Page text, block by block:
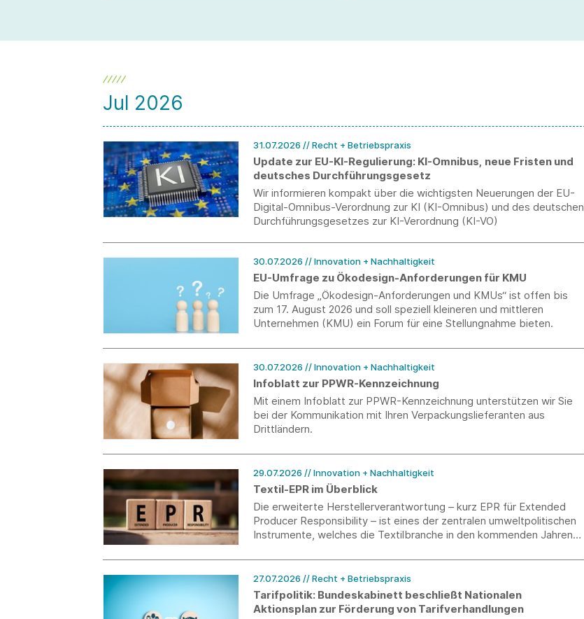
Jul 2026
31.07.2026 // Recht + Betriebspraxis
Update zur EU-KI-Regulierung: KI-Omnibus, neue Fristen und
deutsches Durchführungsgesetz
Wir informieren kompakt über die wichtigsten Neuerungen der EU-
Digital-Omnibus-Verordnung zur KI (KI-Omnibus) und des deutschen
Durchführungsgesetzes zur KI-Verordnung (KI-VO)
30.07.2026 // Innovation + Nachhaltigkeit
EU-Umfrage zu Ökodesign-Anforderungen für KMU
Die Umfrage „Ökodesign-Anforderungen und KMUs“ ist offen bis
zum 17. August 2026 und soll speziell kleineren und mittleren
Unternehmen (KMU) ein Forum für eine Stellungnahme bieten.
30.07.2026 // Innovation + Nachhaltigkeit
Infoblatt zur PPWR-Kennzeichnung
Mit einem Infoblatt zur PPWR-Kennzeichnung unterstützen wir Sie
bei der Kommunikation mit Ihren Verpackungslieferanten aus
Drittländern.
29.07.2026 // Innovation + Nachhaltigkeit
Textil-EPR im Überblick
Die erweiterte Herstellerverantwortung – kurz EPR für Extended
Producer Responsibility – ist eines der zentralen umweltpolitischen
Instrumente, welches die Textilbranche in den kommenden Jahren
aktuellen Stand über die relevanten Export- und Zielmärkte hinweg
und macht auf einen Blick sichtbar, wo bereits Pflichten bestehen
und wo Systeme derzeit noch im Aufbau sind.
27.07.2026 // Recht + Betriebspraxis
Tarifpolitik: Bundeskabinett beschließt Nationalen
Aktionsplan zur Förderung von Tarifverhandlungen